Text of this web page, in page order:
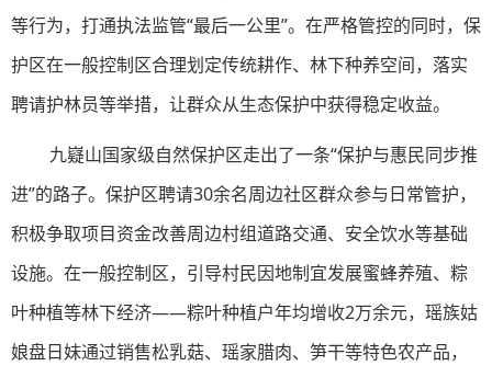
等行为，打通执法监管“最后一公里”。在严格管控的同时，保
护区在一般控制区合理划定传统耕作、林下种养空间，落实
聘请护林员等举措，让群众从生态保护中获得稳定收益。
九嶷山国家级自然保护区走出了一条“保护与惠民同步推
进”的路子。保护区聘请30余名周边社区群众参与日常管护，
积极争取项目资金改善周边村组道路交通、安全饮水等基础
设施。在一般控制区，引导村民因地制宜发展蜜蜂养殖、粽
叶种植等林下经济——粽叶种植户年均增收2万余元，瑶族姑
娘盘日妹通过销售松乳菇、瑶家腊肉、笋干等特色农产品，